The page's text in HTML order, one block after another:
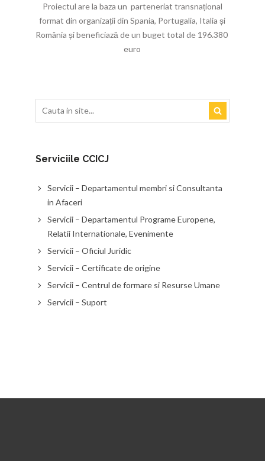
Proiectul are la baza un parteneriat transnațional
format din organizații din Spania, Portugalia, Italia și
România și beneficiază de un buget total de 196.380
euro
Serviciile CCICJ
Servicii – Departamentul membri si Consultanta
in Afaceri
Servicii – Departamentul Programe Europene,
Relatii Internationale, Evenimente
Servicii – Oficiul Juridic
Servicii – Certificate de origine
Servicii – Centrul de formare si Resurse Umane
Servicii – Suport